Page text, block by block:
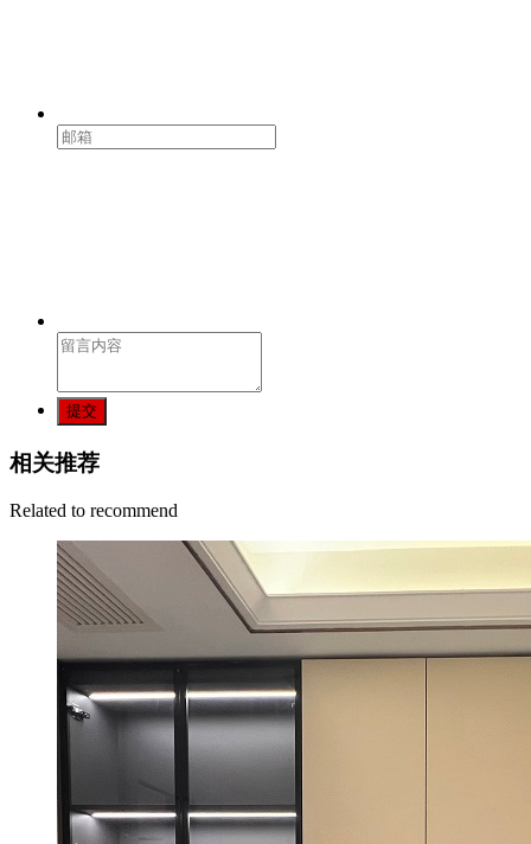
提交
相关推荐
Related to recommend